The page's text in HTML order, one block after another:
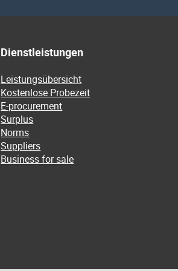
Dienstleistungen
Leistungsübersicht
Kostenlose Probezeit
E-procurement
Surplus
Norms
Suppliers
Business for sale